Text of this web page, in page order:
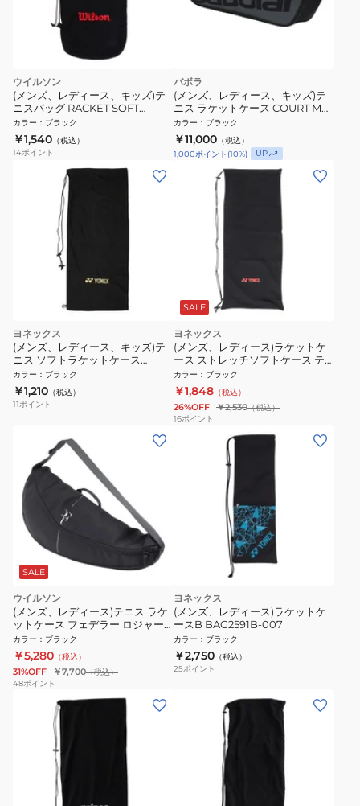
ウイルソン
(メンズ、レディース、キッズ)テ
ニスバッグ RACKET SOFT
COVER WRZ700200
カラー ： ブラック
￥1,540 （税込）
14ポイント
バボラ
(メンズ、レディース、キッズ)テ
ニス ラケットケース COURT M
751236
カラー ： ブラック
￥11,000 （税込）
1,000ポイント (10%) UP
ヨネックス
(メンズ、レディース、キッズ)テ
ニス ソフトラケットケース
AC540-007
カラー ： ブラック
￥1,210 （税込）
11ポイント
SALE
ヨネックス
(メンズ、レディース)ラケットケ
ース ストレッチソフトケース テ
ニス・ソフト AC546-007
カラー ： ブラック
￥1,848 （税込）
26%OFF ￥2,530（税込）
16ポイント
SALE
ウイルソン
(メンズ、レディース)テニス ラケ
ットケース フェデラー ロジャー
フェデラー RF RACQUET
COVER WR8044001001
カラー ： ブラック
￥5,280 （税込）
31%OFF ￥7,700（税込）
48ポイント
ヨネックス
(メンズ、レディース)ラケットケ
ースB BAG2591B-007
カラー ： ブラック
￥2,750 （税込）
25ポイント